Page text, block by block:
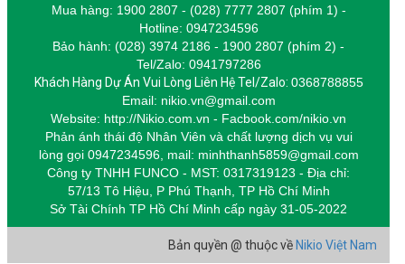
Mua hàng: 1900 2807 - (028) 7777 2807 (phím 1) -
Hotline: 0947234596
Bảo hành: (028) 3974 2186 - 1900 2807 (phím 2) -
Tel/Zalo: 0941797286
Khách Hàng Dự Án Vui Lòng Liên Hệ Tel/Zalo: 0368788855
Email: nikio.vn@gmail.com
Website: http://Nikio.com.vn - Facbook.com/nikio.vn
Phản ánh thái độ Nhân Viên và chất lượng dịch vụ vui
lòng gọi 0947234596, mail: minhthanh5859@gmail.com
Công ty TNHH FUNCO - MST: 0317319123 - Địa chỉ:
57/13 Tô Hiệu, P Phú Thạnh, TP Hồ Chí Minh
Sở Tài Chính TP Hồ Chí Minh cấp ngày 31-05-2022
Bản quyền @ thuộc về Nikio Việt Nam